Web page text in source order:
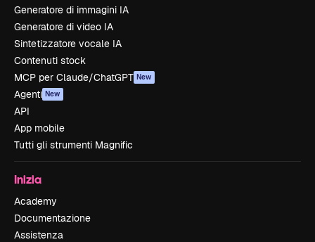
Generatore di immagini IA
Generatore di video IA
Sintetizzatore vocale IA
Contenuti stock
MCP per Claude/ChatGPT New
Agenti New
API
App mobile
Tutti gli strumenti Magnific
Inizia
Academy
Documentazione
Assistenza